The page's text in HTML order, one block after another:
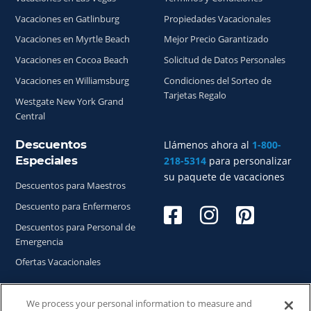
Llámenos ahora al 1-800-
218-5314 para personalizar
su paquete de vacaciones
Vacaciones en Gatlinburg
Vacaciones en Myrtle Beach
Vacaciones en Cocoa Beach
Vacaciones en Williamsburg
Westgate New York Grand
Central
Propiedades Vacacionales
Mejor Precio Garantizado
Solicitud de Datos Personales
Condiciones del Sorteo de
Tarjetas Regalo
Descuentos
Especiales
Descuentos para Maestros
Descuento para Enfermeros
Descuentos para Personal de
Emergencia
Ofertas Vacacionales
We process your personal information to measure and